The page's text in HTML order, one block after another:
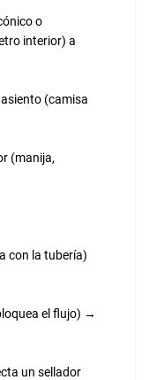
o
interior) a
(camisa
(manija,
con la tubería)
el flujo) →
un sellador